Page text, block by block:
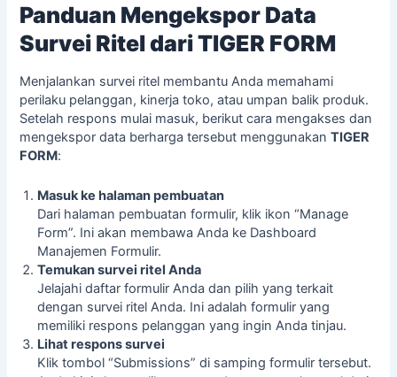
Panduan Mengekspor Data
Survei Ritel dari TIGER FORM
Menjalankan survei ritel membantu Anda memahami
perilaku pelanggan, kinerja toko, atau umpan balik produk.
Setelah respons mulai masuk, berikut cara mengakses dan
mengekspor data berharga tersebut menggunakanTIGER
FORM:
Masuk ke halaman pembuatan
Dari halaman pembuatan formulir, klik ikon “Manage
Form”. Ini akan membawa Anda ke Dashboard
Manajemen Formulir.
Temukan survei ritel Anda
Jelajahi daftar formulir Anda dan pilih yang terkait
dengan survei ritel Anda. Ini adalah formulir yang
memiliki respons pelanggan yang ingin Anda tinjau.
Lihat respons survei
Klik tombol “Submissions” di samping formulir tersebut.